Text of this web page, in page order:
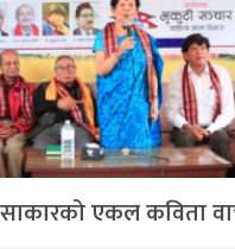
साकारको एकल कविता